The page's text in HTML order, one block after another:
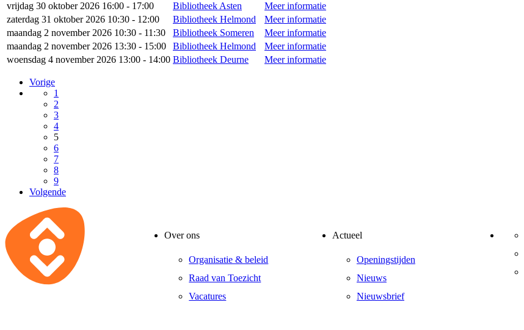
vrijdag 30 oktober 2026 16:00 - 17:00
Bibliotheek Asten
Meer informatie
zaterdag 31 oktober 2026 10:30 - 12:00
Bibliotheek Helmond
Meer informatie
maandag 2 november 2026 10:30 - 11:30
Bibliotheek Someren
Meer informatie
maandag 2 november 2026 13:30 - 15:00
Bibliotheek Helmond
Meer informatie
woensdag 4 november 2026 13:00 - 14:00 Bibliotheek Deurne Meer informatie
Vorige
1
2
3
4
5
6
7
8
9
Volgende
Over ons
Organisatie & beleid
Raad van Toezicht
Vacatures
Actueel
Openingstijden
Nieuws
Nieuwsbrief